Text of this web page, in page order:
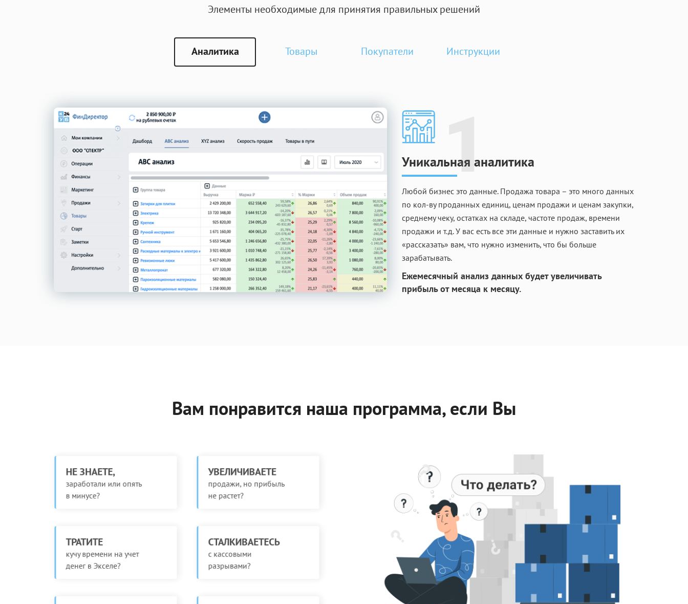
Элементы необходимые для принятия правильных решений
Аналитика Товары Покупатели Инструкции
Уникальная аналитика
Любой бизнес это данные. Продажа товара – это много данных
по кол-ву проданных единиц, ценам продажи и ценам закупки,
среднему чеку, остатках на складе, частоте продаж, времени
продажи и т.д. У вас есть все эти данные и нужно заставить их
«рассказать» вам, что нужно изменить, что бы больше
зарабатывать.
Ежемесячный анализ данных будет увеличивать
прибыль от месяца к месяцу.
Вам понравится наша программа, если Вы
НЕ ЗНАЕТЕ,
заработали или опять
в минусе?
УВЕЛИЧИВАЕТЕ
продажи, но прибыль
не растет?
ТРАТИТЕ
кучу времени на учет
денег в Экселе?
СТАЛКИВАЕТЕСЬ
с кассовыми
разрывами?